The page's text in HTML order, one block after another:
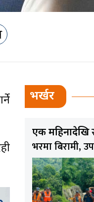
भर्खर
एक महिनादेखि
भरमा बिरामी,